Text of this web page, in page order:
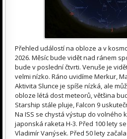
Přehled událostí na obloze a v
2026. Měsíc bude vidět nad ránem
bude v poslední čtvrti. Venuše je
velmi nízko. Ráno uvidíme Merkur,
Aktivita Slunce je spíše nízká, ale
obloze létá dost meteorů, většina
Starship stále pluje, Falcon 9
Na ISS se chystá výstup do volného
japonská raketa H-3. Před 100 lety
Vladimír Vanýsek. Před 50 lety